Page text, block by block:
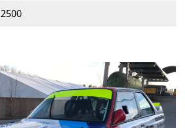
2500